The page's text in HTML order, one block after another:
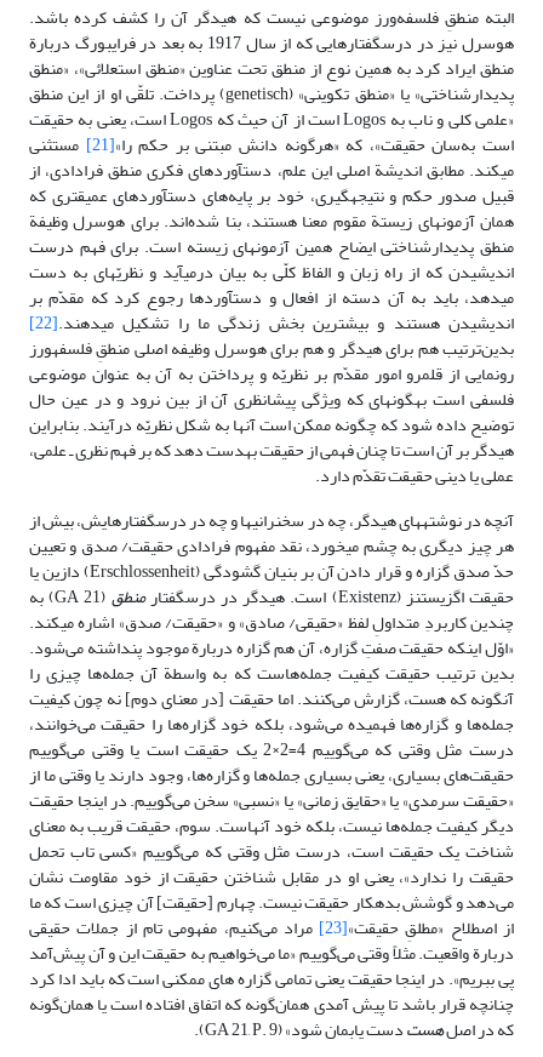
البته منطقِ فلسفه‌ورز موضوعى نیست که هیدگر آن را کشف کرده باشد.
هوسرل نیز در درس‏گفتارهایى که از سال 1917 به ‏بعد در فرایبورگ دربارة
منطق ایراد کرد به همین نوع از منطق تحت عناوین «منطق استعلائى»، «منطق
پدیدارشناختى» یا «منطق تکوینى» (genetisch) پرداخت. تلقّی او از این منطق
«علمی کلی و ناب به Logos است از آن حیث که Logos است، یعنی به حقیقت
است به‌سان حقیقت»، که «هرگونه دانش مبتنى بر حکم را»[21] مستثنى
مى‏کند. مطابق اندیشة اصلى‌ این علم، دست‏آوردهاى فکرى منطق فرادادى، از
قبیل صدور حکم و نتیجه‏گیرى، خود بر پایه‌های دست‏آوردهاى عمیق‏تری که
همان آزمون‏هاى زیستة مقوم معنا هستند، بنا شده‌اند. براى هوسرل وظیفة
منطق پدیدارشناختى ایضاح همین آزمون‏هاى زیسته‏ است. براى فهم درست
اندیشیدن که از راه زبان و الفاظ کلّى به بیان درمى‏آید و نظریّه‏اى به دست
مى‏دهد، باید به آن دسته از افعال و دست‏آوردها رجوع کرد که مقدّم بر
اندیشیدن هستند و بیشترین بخش زندگى ما را تشکیل مى‏دهند.[22]
بدین‌ترتیب هم براى هیدگر و هم براى هوسرل وظیفه اصلى منطقِ فلسفه‏ورز
رونمایى از قلمرو امور مقدّم بر نظریّه و پرداختن به آن به عنوان موضوعى
فلسفى است به‏گونه‏اى که ویژگى پیشانظرى آن از بین نرود و در عین حال
توضیح داده شود که چگونه ممکن است آنها به شکل نظریّه درآیند. بنابراین
هیدگر بر آن است تا چنان فهمى از حقیقت به‏دست دهد که بر فهم نظرى ـ علمى،
عملى یا دینى حقیقت تقدّم دارد.
آنچه در نوشته‏هاى هیدگر، چه در سخنرانى‏ها و چه در درس‏گفتارهایش، بیش از
هر چیز دیگرى به چشم مى‏خورد، نقد مفهوم فرادادى حقیقت/ صدق و تعیین
حدّ صدق گزاره و قرار دادن آن بر بنیان گشودگى (Erschlossenheit) دازین یا
حقیقت اگزیستنز (Existenz) است. هیدگر در درس‏گفتار منطق (GA 21) به
چندین کاربردِ متداولِ لفظ «حقیقى/ صادق» و «حقیقت/ صدق» اشاره مى‏کند.
«اوّل اینکه حقیقت صفتِ گزاره، آن هم گزاره دربارة موجود پنداشته می‌شود.
بدین ترتیب حقیقت کیفیت جمله‌هاست که به واسطة آن جمله‌ها چیزی را
آنگونه که هست، گزارش می‌کنند. اما حقیقت [در معنای دوم] نه چون کیفیت
جمله‌ها و گزاره‌ها فهمیده می‌شود، بلکه خود گزاره‌ها را حقیقت می‌خوانند،
درست مثل وقتی که می‌گوییم 4=2×2 یک حقیقت است یا وقتی می‌گوییم
حقیقت‌های بسیاری، یعنی بسیاری جمله‌ها و گزاره‌ها، وجود دارند یا وقتی ما از
«حقیقت سرمدی» یا «حقایق زمانی» یا «نسبی» سخن می‌گوییم. در اینجا حقیقت
دیگر کیفیت جمله‌ها نیست، بلکه خود آنهاست. سوم، حقیقت قریب به معنای
شناخت یک حقیقت است، درست مثل وقتی که می‌گوییم «کسی تاب تحمل
حقیقت را ندارد»، یعنی او در مقابل شناختن حقیقت از خود مقاومت نشان
می‌دهد و گوشش بدهکار حقیقت نیست. چهارم [حقیقت] آن چیزی است که ما
از اصطلاح «مطلقِ حقیقت»[23] مراد می‌کنیم، مفهومی تام از جملات حقیقی
دربارة واقعیت. مثلاً وقتی می‌گوییم «ما می‌خواهیم به حقیقت این و آن پیش‌آمد
پی ببریم». در اینجا حقیقت یعنی تمامی گزاره های ممکنی است که باید ادا کرد
چنانچه قرار باشد تا پیش آمدی همان‌گونه که اتفاق افتاده است یا همان‌گونه
که در اصلهستدست یابمان شود» (GA 21, P. 9).